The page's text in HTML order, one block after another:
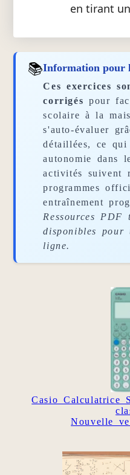
en tirant
📚Information pour
Ces exercices
corrigés pour
scolaire à la
s'auto-évaluer
détaillées, ce qui
autonomie dans
activités suivent
programmes
entraînement
Ressources PDF
disponibles pour
ligne.
Casio Calculatrice
Nouvelle